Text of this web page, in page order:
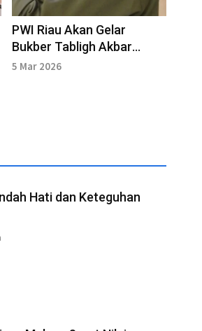
PWI Riau Akan Gelar
Bukber Tabligh Akbar
Ramadan
5 Mar 2026
Hati dan Keteguhan